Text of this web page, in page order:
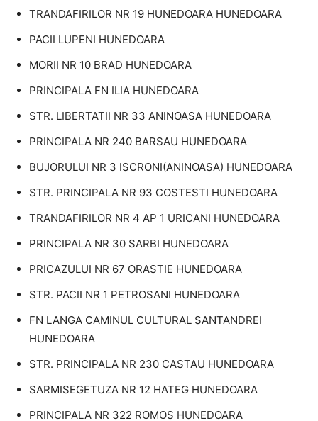
TRANDAFIRILOR NR 19 HUNEDOARA HUNEDOARA
PACII LUPENI HUNEDOARA
MORII NR 10 BRAD HUNEDOARA
PRINCIPALA FN ILIA HUNEDOARA
STR. LIBERTATII NR 33 ANINOASA HUNEDOARA
PRINCIPALA NR 240 BARSAU HUNEDOARA
BUJORULUI NR 3 ISCRONI(ANINOASA) HUNEDOARA
STR. PRINCIPALA NR 93 COSTESTI HUNEDOARA
TRANDAFIRILOR NR 4 AP 1 URICANI HUNEDOARA
PRINCIPALA NR 30 SARBI HUNEDOARA
PRICAZULUI NR 67 ORASTIE HUNEDOARA
STR. PACII NR 1 PETROSANI HUNEDOARA
FN LANGA CAMINUL CULTURAL SANTANDREI
HUNEDOARA
STR. PRINCIPALA NR 230 CASTAU HUNEDOARA
SARMISEGETUZA NR 12 HATEG HUNEDOARA
PRINCIPALA NR 322 ROMOS HUNEDOARA